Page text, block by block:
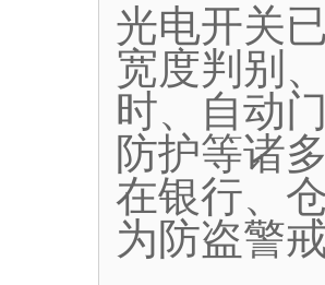
光电开关
宽度判别
时、自动
防护等诸
在银行、
为防盗警